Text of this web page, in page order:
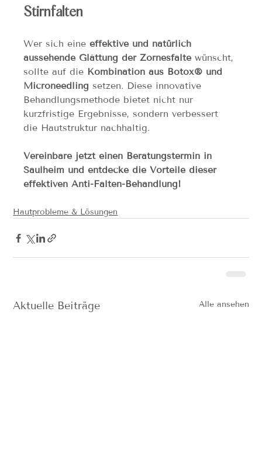
Stirnfalten
Wer sich eine effektive und natürlich
aussehende Glättung der Zornesfalte wünscht,
sollte auf die Kombination aus Botox® und
Microneedling setzen. Diese innovative
Behandlungsmethode bietet nicht nur
kurzfristige Ergebnisse, sondern verbessert
die Hautstruktur nachhaltig.
Vereinbare jetzt einen Beratungstermin in
Saulheim und entdecke die Vorteile dieser
effektiven Anti-Falten-Behandlung!
Hautprobleme & Lösungen
Aktuelle Beiträge Alle ansehen